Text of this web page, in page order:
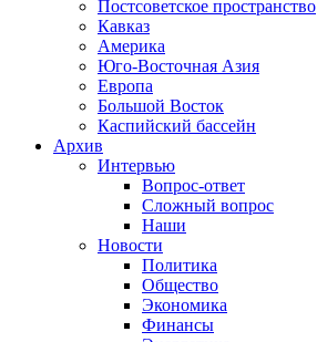
Постсоветское пространство
Кавказ
Америка
Юго-Восточная Азия
Европа
Большой Восток
Каспийский бассейн
Архив
Интервью
Вопрос-ответ
Сложный вопрос
Наши
Новости
Политика
Общество
Экономика
Финансы